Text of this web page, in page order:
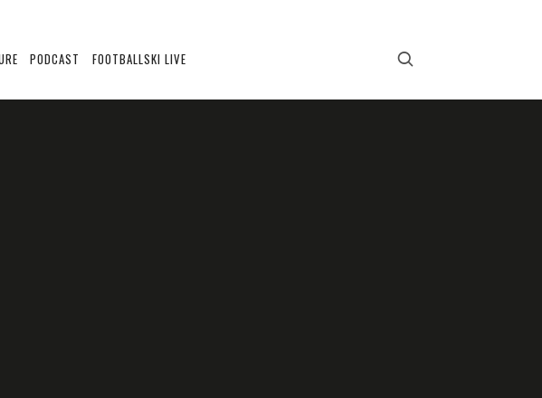
PODCAST FOOTBALLSKI LIVE